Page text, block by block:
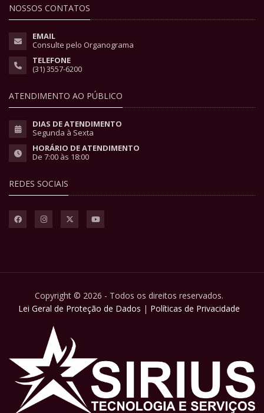
NOSSOS CONTATOS
EMAIL
Consulte pelo Organograma
TELEFONE
(31) 3557-6200
ATENDIMENTO AO PÚBLICO
DIAS DE ATENDIMENTO
Segunda à Sexta
HORÁRIO DE ATENDIMENTO
De 7:00 às 18:00
REDES SOCIAIS
Copyright © 2026 - Todos os direitos reservados.
Lei Geral de Proteção de Dados | Políticas de Privacidade